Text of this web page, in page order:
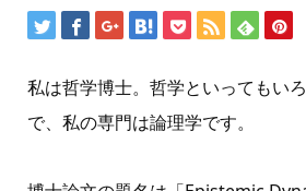
私は哲学博士。哲学といってもい
で、私の専門は論理学です。